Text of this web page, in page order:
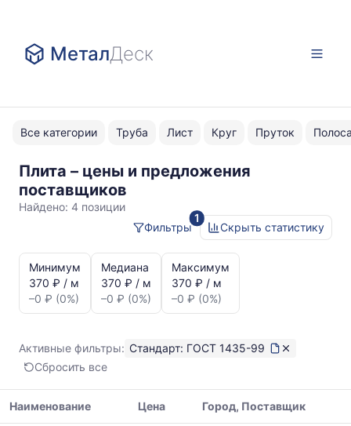
МеталДеск
Все категории Труба Лист Круг Пруток
Плита – цены и предложения
поставщиков
99
Найдено: 4 позиции
1
Фильтры
Скрыть статистику
динамика
цен:
Плита
1435-
99
Показаны
минимальная,
медианная
Минимум
370 ₽ / м
–0 ₽ (0%)
Медиана
370 ₽ / м
–0 ₽ (0%)
Максимум
370 ₽ / м
–0 ₽ (0%)
Активные фильтры: Стандарт: ГОСТ 1435-99
Сбросить все
Наименование Цена Город, Поставщик